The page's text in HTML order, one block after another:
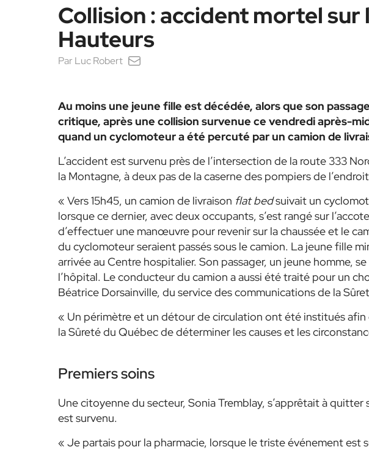
Collision : accident mortel sur
Hauteurs
Par Luc Robert
Au moins une jeune fille est décédée, alors que son
critique, après une collision survenue ce vendredi après-
quand un cyclomoteur a été percuté par un camion de
L’accident est survenu près de l’intersection de la route 333
la Montagne, à deux pas de la caserne des pompiers de
« Vers 15h45, un camion de livraison flat bedsuivait un
lorsque ce dernier, avec deux occupants, s’est rangé sur
d’effectuer une manœuvre pour revenir sur la chaussée et le
du cyclomoteur seraient passés sous le camion. La jeune fille
arrivée au Centre hospitalier. Son passager, un jeune homme,
l’hôpital. Le conducteur du camion a aussi été traité pour un
Béatrice Dorsainville, du service des communications de la
« Un périmètre et un détour de circulation ont été institués
la Sûreté du Québec de déterminer les causes et les
Premiers soins
Une citoyenne du secteur, Sonia Tremblay, s’apprêtait à
est survenu.
« Je partais pour la pharmacie, lorsque le triste événement est